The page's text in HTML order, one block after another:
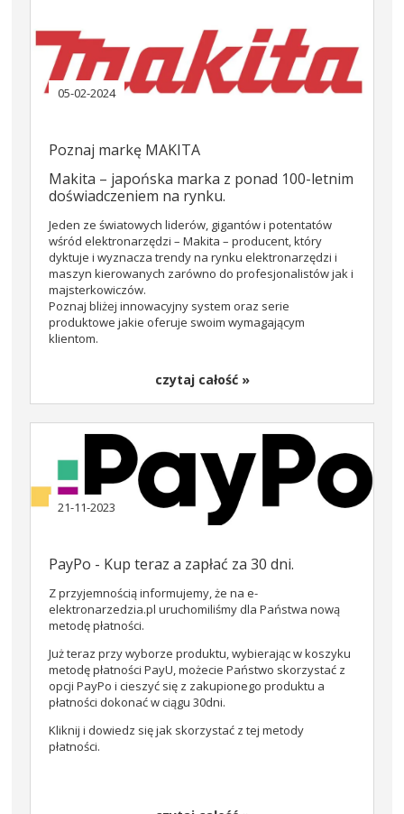
05-02-2024
Poznaj markę MAKITA
Makita – japońska marka z ponad 100-letnim
doświadczeniem na rynku.
Jeden ze światowych liderów, gigantów i potentatów
wśród elektronarzędzi – Makita – producent, który
dyktuje i wyznacza trendy na rynku elektronarzędzi i
maszyn kierowanych zarówno do profesjonalistów jak i
majsterkowiczów.
Poznaj bliżej innowacyjny system oraz serie
produktowe jakie oferuje swoim wymagającym
klientom.
czytaj całość »
21-11-2023
PayPo - Kup teraz a zapłać za 30 dni.
Z przyjemnością informujemy, że na e-
elektronarzedzia.pl uruchomiliśmy dla Państwa nową
metodę płatności.
Już teraz przy wyborze produktu, wybierając w koszyku
metodę płatności PayU, możecie Państwo skorzystać z
opcji PayPo i cieszyć się z zakupionego produktu a
płatności dokonać w ciągu 30dni.
Kliknij i dowiedz się jak skorzystać z tej metody
płatności.